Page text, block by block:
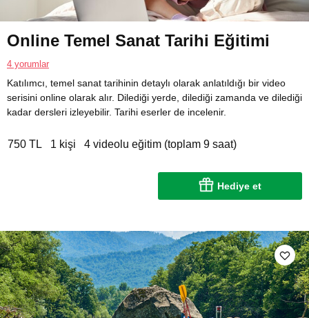
Online Temel Sanat Tarihi Eğitimi
4 yorumlar
Katılımcı, temel sanat tarihinin detaylı olarak anlatıldığı bir video
serisini online olarak alır. Dilediği yerde, dilediği zamanda ve dilediği
kadar dersleri izleyebilir. Tarihi eserler de incelenir.
750 TL 1 kişi 4 videolu eğitim (toplam 9 saat)
Hediye et